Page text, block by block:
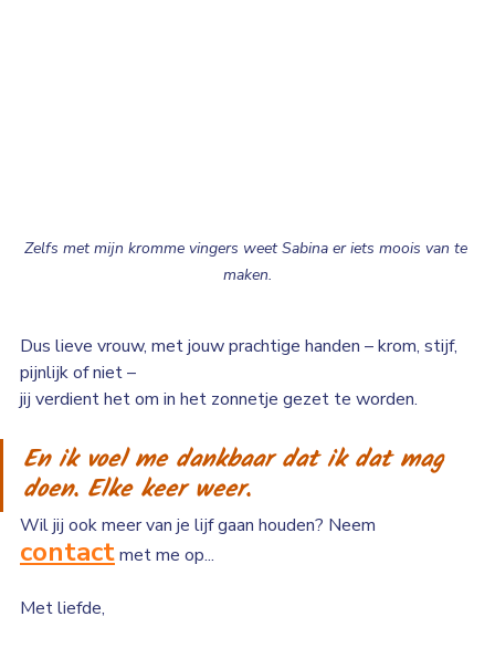
Zelfs met mijn kromme vingers weet Sabina er iets moois van te
maken.
Dus lieve vrouw, met jouw prachtige handen – krom, stijf,
pijnlijk of niet –
jij verdient het om in het zonnetje gezet te worden.
En ik voel me dankbaar dat ik dat mag
doen. Elke keer weer.
Wil jij ook meer van je lijf gaan houden? Neem
contact met me op...
Met liefde,